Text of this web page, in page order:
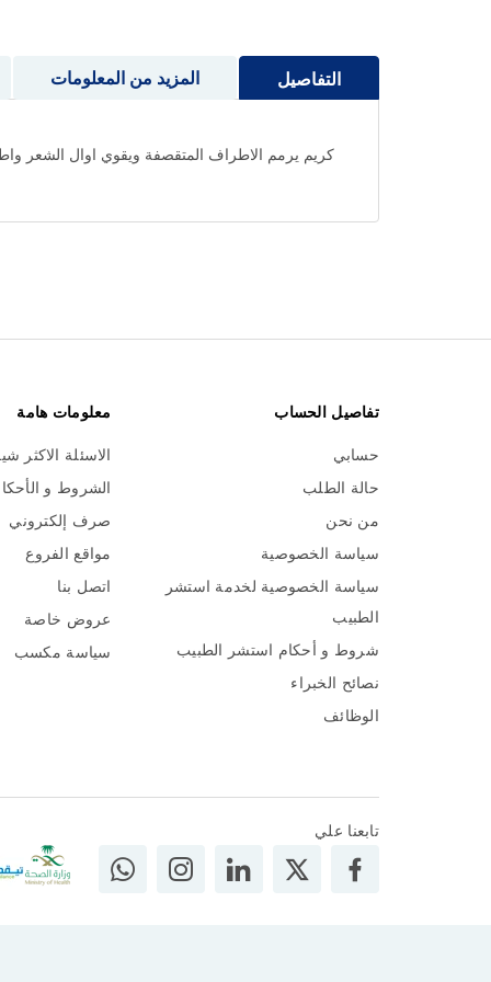
معرض
التفاصيل
كريم يرمم الاطراف المتقصفة ويقوي اوال الشعر
المزيد من المعلومات
تفاصيل الحساب
حسابي
حالة الطلب
من نحن
سياسة الخصوصية
سياسة الخصوصية لخدمة استشر
الطبيب
شروط و أحكام استشر الطبيب
نصائح الخبراء
الوظائف
معلومات هامة
الاسئلة الاكثر
الشروط و
صرف إلكتروني
مواقع الفروع
اتصل بنا
عروض خاصة
سياسة مكسب
تابعنا علي